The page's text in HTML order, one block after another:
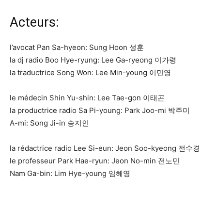
Acteurs:
l’avocat Pan Sa-hyeon: Sung Hoon 성훈
la dj radio Boo Hye-ryung: Lee Ga-ryeong 이가령
la traductrice Song Won: Lee Min-young 이민영
le médecin Shin Yu-shin: Lee Tae-gon 이태곤
la productrice radio Sa Pi-young: Park Joo-mi 박주미
A-mi: Song Ji-in 송지인
la rédactrice radio Lee Si-eun: Jeon Soo-kyeong 전수경
le professeur Park Hae-ryun: Jeon No-min 전노민
Nam Ga-bin: Lim Hye-young 임혜영